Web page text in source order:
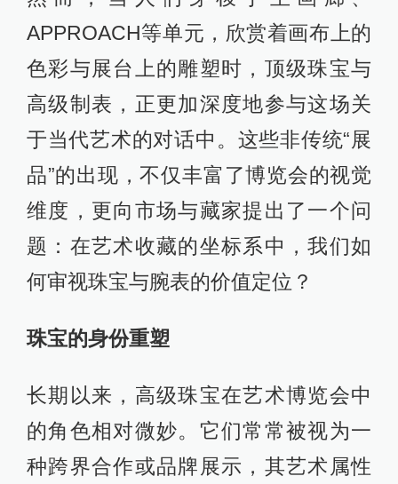
APPROACH等单元，欣赏着画布上的
色彩与展台上的雕塑时，顶级珠宝与
高级制表，正更加深度地参与这场关
于当代艺术的对话中。这些非传统“展
品”的出现，不仅丰富了博览会的视觉
维度，更向市场与藏家提出了一个问
题：在艺术收藏的坐标系中，我们如
何审视珠宝与腕表的价值定位？
珠宝的身份重塑
长期以来，高级珠宝在艺术博览会中
的角色相对微妙。它们常常被视为一
种跨界合作或品牌展示，其艺术属性